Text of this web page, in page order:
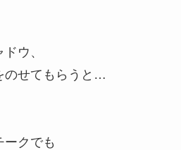
ウ、
のせてもらうと…
ークでも